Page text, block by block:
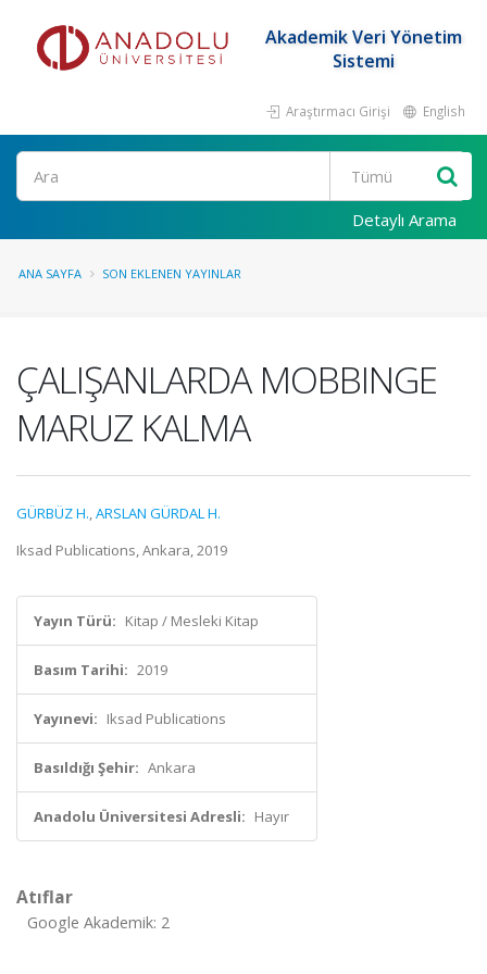
Akademik Veri Yönetim
Sistemi
Araştırmacı Girişi English
Ara
Detaylı Arama
ANA SAYFA SON EKLENEN YAYINLAR
ÇALIŞANLARDA MOBBINGE
MARUZ KALMA
GÜRBÜZ H.,ARSLAN GÜRDAL H.
Iksad Publications, Ankara, 2019
Yayın Türü: Kitap / Mesleki Kitap
Basım Tarihi: 2019
Yayınevi: Iksad Publications
Basıldığı Şehir: Ankara
Anadolu Üniversitesi Adresli: Hayır
Atıflar
Google Akademik: 2